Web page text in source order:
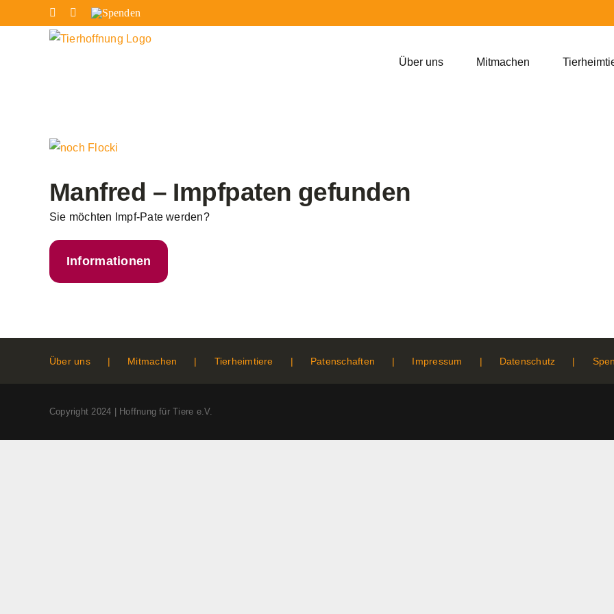
Inhalt
FacebookInstagram
Spenden
Über uns Mitmachen
Zeige
Bild
Manfred – Impfpaten gefunden
Sie möchten Impf-Pate werden?
Informationen
Über uns Mitmachen Tierheimtiere Patenschaften Impressum Datenschutz
Copyright 2024 | Hoffnung für Tiere e.V.